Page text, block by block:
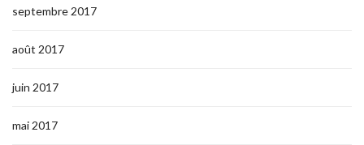
septembre 2017
août 2017
juin 2017
mai 2017